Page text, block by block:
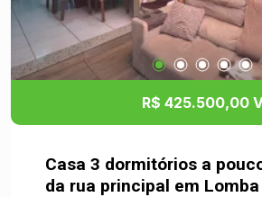
Grande. Agende sua visita e
potencial deste espaço!
R$ 425.500,00
Casa 3 dormitórios a
da rua principal em Lomba